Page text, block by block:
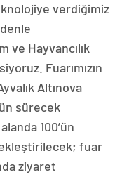
verdiğimiz
ve Hayvancılık
Fuarımızın
Altınova
sürecek
100’ün
fuar
ziyaret